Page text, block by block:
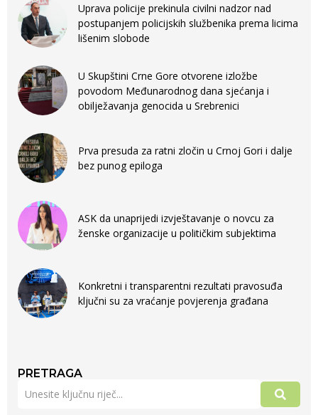
Uprava policije prekinula civilni nadzor nad
postupanjem policijskih službenika prema licima
lišenim slobode
U Skupštini Crne Gore otvorene izložbe
povodom Međunarodnog dana sjećanja i
obilježavanja genocida u Srebrenici
Prva presuda za ratni zločin u Crnoj Gori i dalje
bez punog epiloga
ASK da unaprijedi izvještavanje o novcu za
ženske organizacije u političkim subjektima
Konkretni i transparentni rezultati pravosuđa
ključni su za vraćanje povjerenja građana
PRETRAGA